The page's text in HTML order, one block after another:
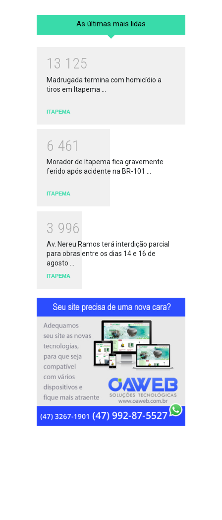
As últimas mais lidas
1 3 1 25
Madrugada termina com homicídio a
tiros em Itapema ...
ITAPEMA
6 461
Morador de Itapema fica gravemente
ferido após acidente na BR-101 ...
ITAPEMA
3 996
Av. Nereu Ramos terá interdição parcial
para obras entre os dias 14 e 16 de
agosto ...
ITAPEMA